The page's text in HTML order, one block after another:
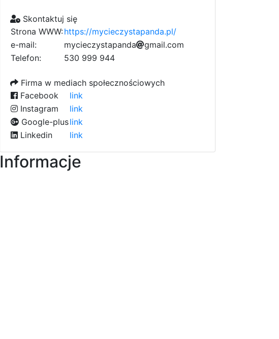
Skontaktuj się
Strona WWW:https://mycieczystapanda.pl/
e-mail:
1
mf
9
ycie3
czystaf
c
pe
anda9 gmail.co8
m
Telefon:
530 999 944
Firma w mediach społecznościowych
Facebook
link
Instagram
link
Google-pluslink
Linkedin
link
Informacje